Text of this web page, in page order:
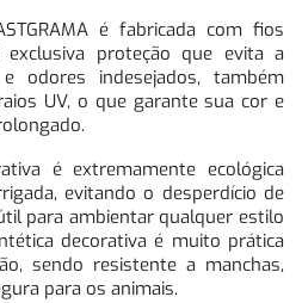
é fabricada com fios
exclusiva proteção que evita a
odores indesejados, também
UV, o que garante sua cor e
é extremamente ecológica
evitando o desperdício de
para ambientar qualquer estilo
decorativa é muito prática
sendo resistente a manchas,
para os animais.